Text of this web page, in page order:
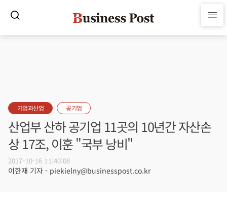
기업과산업 공기업
산업부 산하 공기업 11곳의 10년간 자산손
상 17조, 이훈 "국부 낭비"
2017-10-16 11:40:08
이한재 기자 - piekielny@businesspost.co.kr